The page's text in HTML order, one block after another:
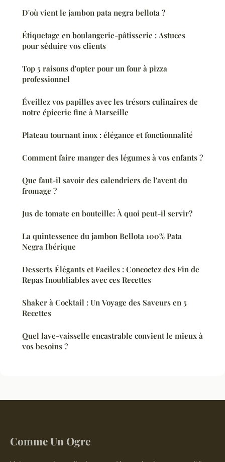
D'où vient le jambon pata negra bellota ?
Étiquetage en boulangerie-pâtisserie : Astuces
pour séduire vos clients
Top 5 raisons d'opter pour un four à pizza
professionnel
Éveillez vos papilles avec les trésors culinaires de
notre épicerie fine à Marseille
Plateau tournant inox : élégance et fonctionnalité
Comment faire manger des légumes à vos enfants ?
Que faut-il savoir des calendriers de l'avent du
fromage ?
Jus de tomate en bouteille: À quoi peut-il servir?
La quintessence du jambon Bellota 100% Pata
Negra Ibérique
Desserts Élégants et Faciles : Concoctez des Fin de
Repas Inoubliables avec ces Recettes
Shaker à Cocktail : Un Voyage des Saveurs en 5
Recettes
Quel lave-vaisselle encastrable convient le mieux à
vos besoins ?
Comme Un Ogre